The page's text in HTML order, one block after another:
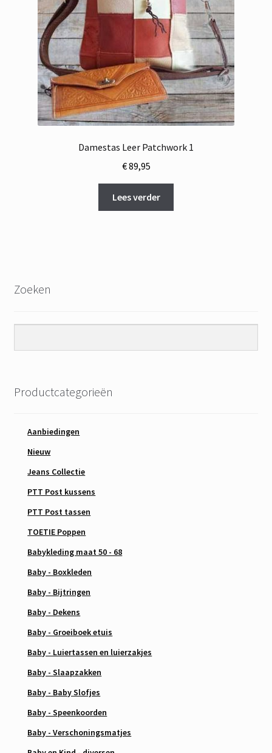
Damestas Leer Patchwork 1
€89,95
Lees verder
Zoeken
Productcategorieën
Aanbiedingen
Nieuw
Jeans Collectie
PTT Post kussens
PTT Post tassen
TOETIE Poppen
Babykleding maat 50 - 68
Baby - Boxkleden
Baby - Bijtringen
Baby - Dekens
Baby - Groeiboek etuis
Baby - Luiertassen en luierzakjes
Baby - Slaapzakken
Baby - Baby Slofjes
Baby - Speenkoorden
Baby - Verschoningsmatjes